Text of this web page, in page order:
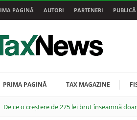
PAGINĂ AUTORI PARTENERI PUBLICĂ
PRIMA PAGINĂ TAX MAGAZINE
De ce o creștere de 275 lei brut înseamnă